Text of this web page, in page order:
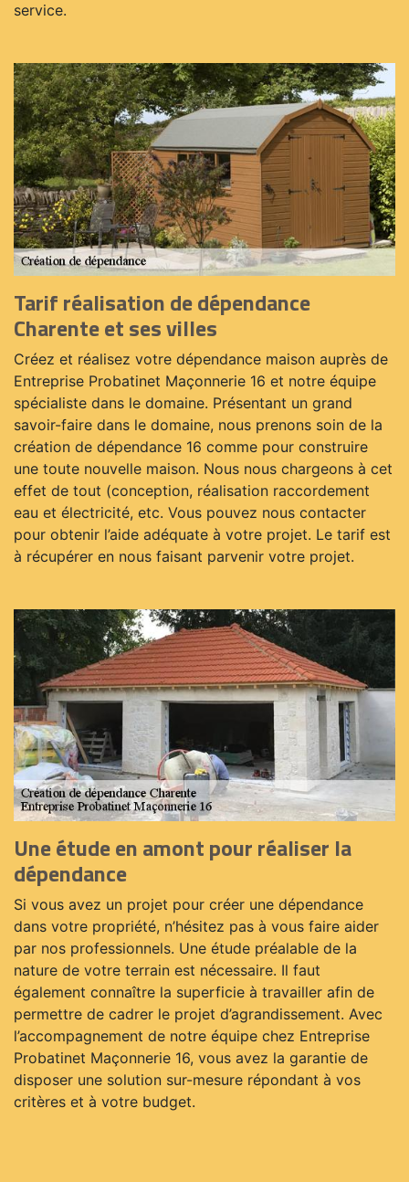
service.
Tarif réalisation de dépendance
Charente et ses villes
Créez et réalisez votre dépendance maison auprès de
Entreprise Probatinet Maçonnerie 16 et notre équipe
spécialiste dans le domaine. Présentant un grand
savoir-faire dans le domaine, nous prenons soin de la
création de dépendance 16 comme pour construire
une toute nouvelle maison. Nous nous chargeons à cet
effet de tout (conception, réalisation raccordement
eau et électricité, etc. Vous pouvez nous contacter
pour obtenir l’aide adéquate à votre projet. Le tarif est
à récupérer en nous faisant parvenir votre projet.
Une étude en amont pour réaliser la
dépendance
Si vous avez un projet pour créer une dépendance
dans votre propriété, n’hésitez pas à vous faire aider
par nos professionnels. Une étude préalable de la
nature de votre terrain est nécessaire. Il faut
également connaître la superficie à travailler afin de
permettre de cadrer le projet d’agrandissement. Avec
l’accompagnement de notre équipe chez Entreprise
Probatinet Maçonnerie 16, vous avez la garantie de
disposer une solution sur-mesure répondant à vos
critères et à votre budget.